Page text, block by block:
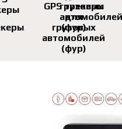
GPS трекеры
для
грузовых
автомобилей
(фур)